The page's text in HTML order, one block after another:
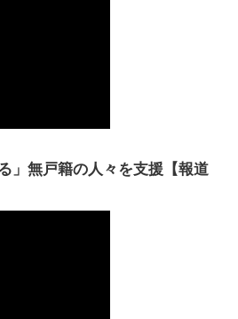
」無戸籍の人々を支援【報道